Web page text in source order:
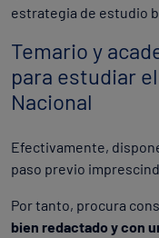
estrategia de estudio
Temario y
para estudiar
Nacional
Efectivamente,
paso previo
Por tanto, procura
bien redactado y con